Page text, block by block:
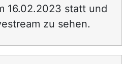
16.02.2023 statt und
zu sehen.